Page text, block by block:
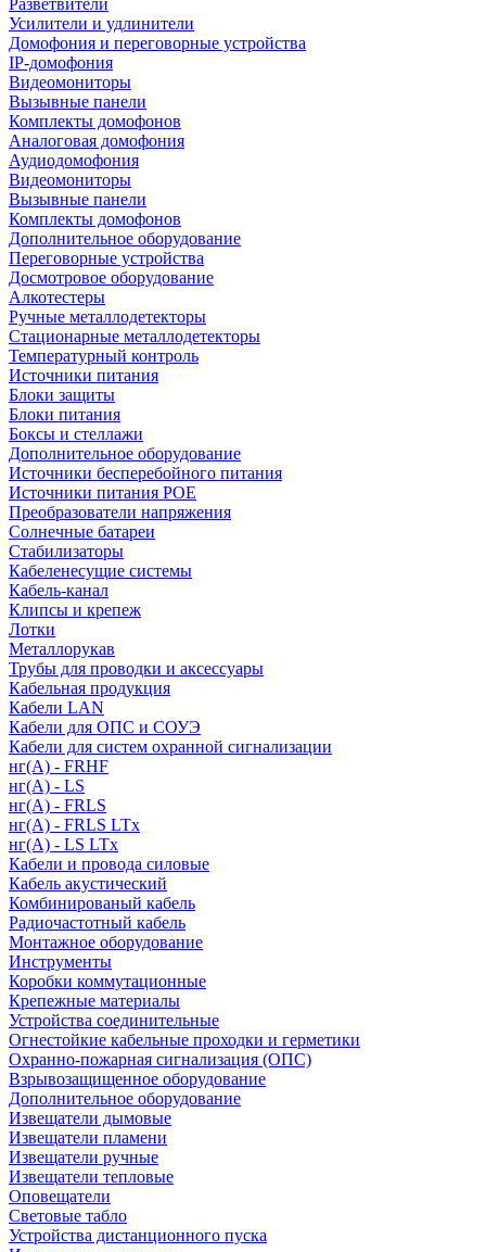
Разветвители
Усилители и удлинители
Домофония и переговорные устройства
IP-домофония
Видеомониторы
Вызывные панели
Комплекты домофонов
Аналоговая домофония
Аудиодомофония
Видеомониторы
Вызывные панели
Комплекты домофонов
Дополнительное оборудование
Переговорные устройства
Досмотровое оборудование
Алкотестеры
Ручные металлодетекторы
Стационарные металлодетекторы
Температурный контроль
Источники питания
Блоки защиты
Блоки питания
Боксы и стеллажи
Дополнительное оборудование
Источники бесперебойного питания
Источники питания POE
Преобразователи напряжения
Солнечные батареи
Стабилизаторы
Кабеленесущие системы
Кабель-канал
Клипсы и крепеж
Лотки
Металлорукав
Трубы для проводки и аксессуары
Кабельная продукция
Кабели LAN
Кабели для ОПС и СОУЭ
Кабели для систем охранной сигнализации
нг(A) - FRHF
нг(A) - LS
нг(А) - FRLS
нг(А) - FRLS LTx
нг(А) - LS LTx
Кабели и провода силовые
Кабель акустический
Комбинированый кабель
Радиочастотный кабель
Монтажное оборудование
Инструменты
Коробки коммутационные
Крепежные материалы
Устройства соединительные
Огнестойкие кабельные проходки и герметики
Охранно-пожарная сигнализация (ОПС)
Взрывозащищенное оборудование
Дополнительное оборудование
Извещатели дымовые
Извещатели пламени
Извещатели ручные
Извещатели тепловые
Оповещатели
Световые табло
Устройства дистанционного пуска